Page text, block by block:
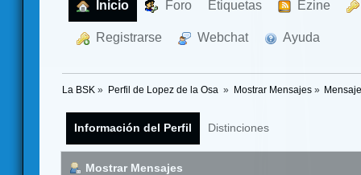
Inicio Foro Etiquetas Ezine
Registrarse Webchat Ayuda
La BSK » Perfil de Lopez de la Osa » Mostrar Mensajes»
Información del Perfil Distinciones
Mostrar Mensajes